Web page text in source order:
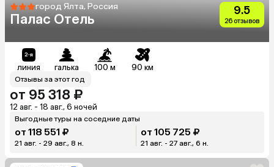
город Ялта, Россия
Палас Отель
9.5
26 отзывов
линия галька 100 м 90 км
Отзывы за этот год
от 95 318 ₽
12 авг. - 18 авг., 6 ночей
Выгодные туры на соседние даты
от 118 551 ₽
21 авг. - 29 авг., 8 н.
от 105 725 ₽
21 авг. - 27 авг., 6 н.